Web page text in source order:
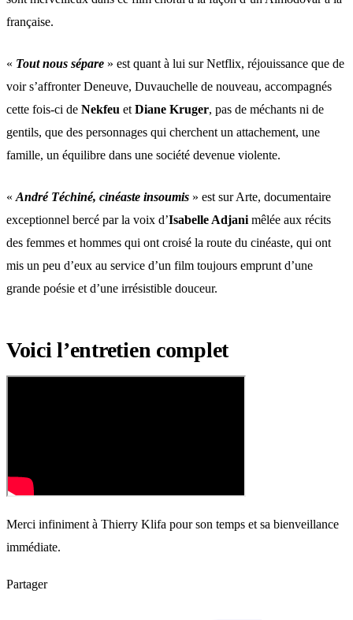
française.
« Tout nous sépare » est quant à lui sur Netflix, réjouissance que de
voir s’affronter Deneuve, Duvauchelle de nouveau, accompagnés
cette fois-ci de Nekfeu et Diane Kruger, pas de méchants ni de
gentils, que des personnages qui cherchent un attachement, une
famille, un équilibre dans une société devenue violente.
« André Téchiné, cinéaste insoumis » est sur Arte, documentaire
exceptionnel bercé par la voix d’Isabelle Adjani mêlée aux récits
des femmes et hommes qui ont croisé la route du cinéaste, qui ont
mis un peu d’eux au service d’un film toujours emprunt d’une
grande poésie et d’une irrésistible douceur.
Voici l’entretien complet
Merci infiniment à Thierry Klifa pour son temps et sa bienveillance
immédiate.
Partager